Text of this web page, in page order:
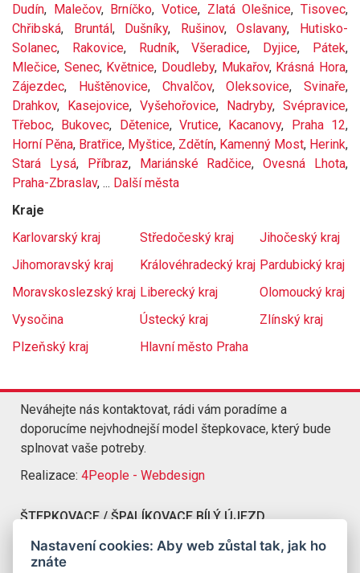
Dudín, Malečov, Brníčko,Votice, Zlatá Olešnice,Tisovec,
Chřibská, Bruntál, Dušníky, Rušinov,Oslavany, Hutisko-
Solanec, Rakovice, Rudník,Všeradice, Dyjice, Pátek,
Mlečice, Senec, Květnice, Doudleby, Mukařov, Krásná Hora,
Zájezdec, Huštěnovice, Chvalčov,Oleksovice, Svinaře,
Drahkov, Kasejovice, Vyšehořovice, Nadryby, Svépravice,
Třeboc, Bukovec, Dětenice,Vrutice, Kacanovy, Praha 12,
Horní Pěna, Bratřice, Myštice, Zdětín, Kamenný Most, Herink,
Stará Lysá, Příbraz, Mariánské Radčice,Ovesná Lhota,
Praha-Zbraslav, ... Další města
Kraje
Karlovarský kraj
Středočeský kraj
Jihočeský kraj
Jihomoravský kraj
Královéhradecký kraj Pardubický kraj
Moravskoslezský kraj Liberecký kraj
Olomoucký kraj
Vysočina
Ústecký kraj
Zlínský kraj
Plzeňský kraj
Hlavní město Praha
Neváhejte nás kontaktovat, rádi vám poradíme a
doporucíme nejvhodnejší model štepkovace, který bude
splnovat vaše potreby.
Realizace: 4People - Webdesign
ŠTEPKOVACE / ŠPALÍKOVACE BÍLÝ ÚJEZD
Kompletní nabídka štepkovacu a špalíkovacu Bílý Újezd
Nastavení cookies: Aby web zůstal tak, jak ho
znáte